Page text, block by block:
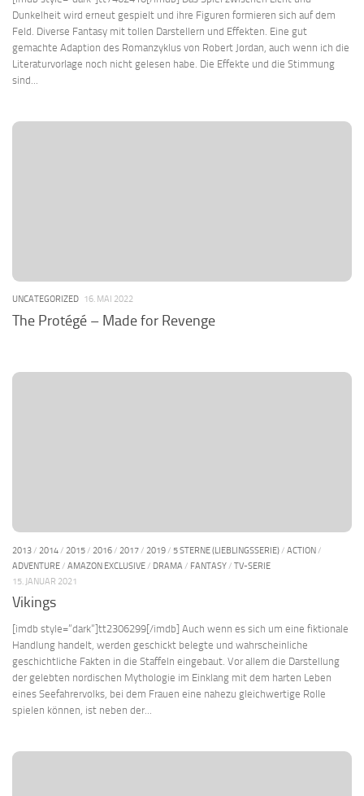
Dunkelheit wird erneut gespielt und ihre Figuren formieren sich auf dem
Feld. Diverse Fantasy mit tollen Darstellern und Effekten. Eine gut
gemachte Adaption des Romanzyklus von Robert Jordan, auch wenn ich die
Literaturvorlage noch nicht gelesen habe. Die Effekte und die Stimmung
sind...
UNCATEGORIZED 16. MAI 2022
The Protégé – Made for Revenge
2013 / 2014 / 2015 / 2016 / 2017 / 2019 / 5 STERNE (LIEBLINGSSERIE) / ACTION /
ADVENTURE / AMAZON EXCLUSIVE / DRAMA / FANTASY / TV-SERIE
15. JANUAR 2021
Vikings
[imdb style=“dark“]tt2306299[/imdb] Auch wenn es sich um eine fiktionale
Handlung handelt, werden geschickt belegte und wahrscheinliche
geschichtliche Fakten in die Staffeln eingebaut. Vor allem die Darstellung
der gelebten nordischen Mythologie im Einklang mit dem harten Leben
eines Seefahrervolks, bei dem Frauen eine nahezu gleichwertige Rolle
spielen können, ist neben der...